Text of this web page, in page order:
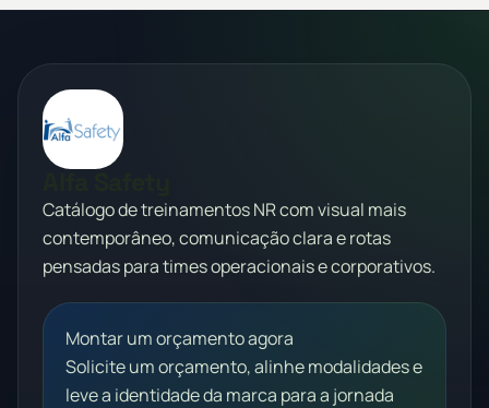
Catálogo de treinamentos NR com visual mais
contemporâneo, comunicação clara e rotas
pensadas para times operacionais e corporativos.
Montar um orçamento agora
Solicite um orçamento, alinhe modalidades e
leve a identidade da marca para a jornada